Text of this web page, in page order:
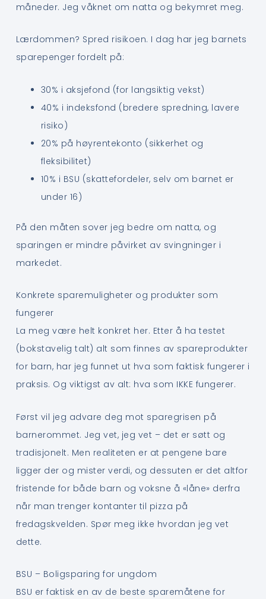
måneder. Jeg våknet om natta og bekymret meg.
Lærdommen? Spred risikoen. I dag har jeg barnets
sparepenger fordelt på:
30% i aksjefond (for langsiktig vekst)
40% i indeksfond (bredere spredning, lavere
risiko)
20% på høyrentekonto (sikkerhet og
fleksibilitet)
10% i BSU (skattefordeler, selv om barnet er
under 16)
På den måten sover jeg bedre om natta, og
sparingen er mindre påvirket av svingninger i
markedet.
Konkrete sparemuligheter og produkter som
fungerer
La meg være helt konkret her. Etter å ha testet
(bokstavelig talt) alt som finnes av spareprodukter
for barn, har jeg funnet ut hva som faktisk fungerer i
praksis. Og viktigst av alt: hva som IKKE fungerer.
Først vil jeg advare deg mot sparegrisen på
barnerommet. Jeg vet, jeg vet – det er søtt og
tradisjonelt. Men realiteten er at pengene bare
ligger der og mister verdi, og dessuten er det altfor
fristende for både barn og voksne å «låne» derfra
når man trenger kontanter til pizza på
fredagskvelden. Spør meg ikke hvordan jeg vet
dette.
BSU – Boligsparing for ungdom
BSU er faktisk en av de beste sparemåtene for